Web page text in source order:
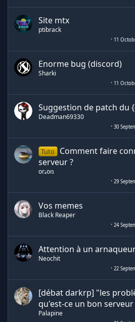
Site mtx
ptibrack
11
Enorme bug (discord)
Sharki
11
Suggestion de patch du
Deadman69330
30
Tuto Comment faire
serveur ?
օгﻨօռ
29
Vos memes
Black Reaper
24
Attention à un
Neochit
22
[débat darkrp] "les
qu'est-ce un bon serveur
Palapine